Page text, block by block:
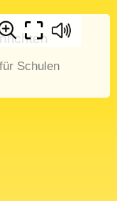
Schulen